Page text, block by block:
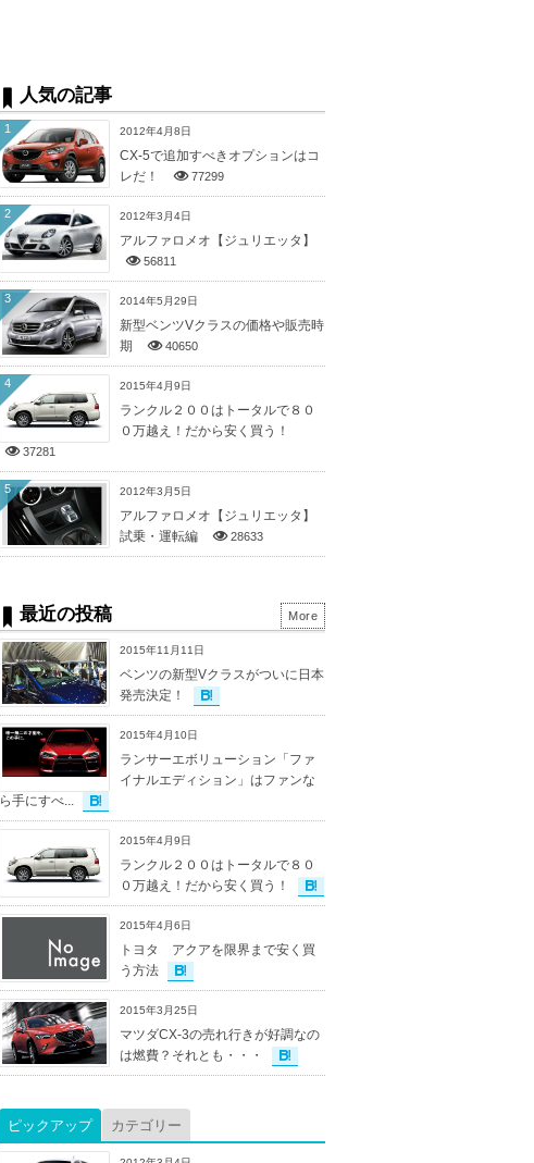
人気の記事
2012年4月8日
CX-5で追加すべきオプションはコ
レだ！
77299
1
2012年3月4日
アルファロメオ【ジュリエッタ】
56811
2
2014年5月29日
新型ベンツVクラスの価格や販売時
期
40650
3
2015年4月9日
ランクル２００はトータルで８０
０万越え！だから安く買う！
37281
4
2012年3月5日
アルファロメオ【ジュリエッタ】
試乗・運転編
28633
5
最近の投稿
2015年11月11日
ベンツの新型Vクラスがついに日本
発売決定！
2015年4月10日
ランサーエボリューション「ファ
イナルエディション」はファンな
ら手にすべ...
2015年4月9日
ランクル２００はトータルで８０
０万越え！だから安く買う！
2015年4月6日
トヨタ アクアを限界まで安く買
う方法
2015年3月25日
マツダCX-3の売れ行きが好調なの
は燃費？それとも・・・
More
ピックアップ カテゴリー